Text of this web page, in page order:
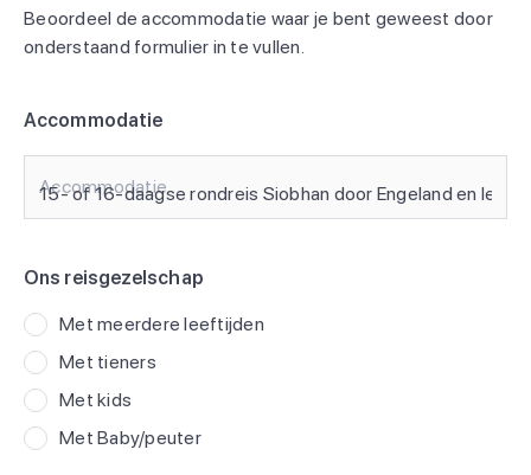
Beoordeel de accommodatie waar je bent geweest door
onderstaand formulier in te vullen.
Accommodatie
Accommodatie
Ons reisgezelschap
Met meerdere leeftijden
Met tieners
Met kids
Met Baby/peuter